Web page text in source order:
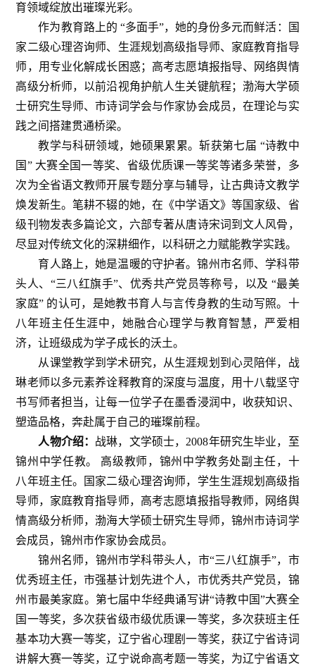
育领域绽放出璀璨光彩。
作为教育路上的 “多面手”，她的身份多元而鲜活：国
家二级心理咨询师、生涯规划高级指导师、家庭教育指导
师，用专业化解成长困惑；高考志愿填报指导、网络舆情
高级分析师，以前沿视角护航人生关键航程；渤海大学硕
士研究生导师、市诗词学会与作家协会成员，在理论与实
践之间搭建贯通桥梁。
教学与科研领域，她硕果累累。斩获第七届 “诗教中
国” 大赛全国一等奖、省级优质课一等奖等诸多荣誉，多
次为全省语文教师开展专题分享与辅导，让古典诗文教学
焕发新生。笔耕不辍的她，在《中学语文》等国家级、省
级刊物发表多篇论文，六部专著从唐诗宋词到文人风骨，
尽显对传统文化的深耕细作，以科研之力赋能教学实践。
育人路上，她是温暖的守护者。锦州市名师、学科带
头人、“三八红旗手”、优秀共产党员等称号，以及 “最美
家庭” 的认可，是她教书育人与言传身教的生动写照。十
八年班主任生涯中，她融合心理学与教育智慧，严爱相
济，让班级成为学子成长的沃土。
从课堂教学到学术研究，从生涯规划到心灵陪伴，战
琳老师以多元素养诠释教育的深度与温度，用十八载坚守
书写师者担当，让每一位学子在墨香浸润中，收获知识、
塑造品格，奔赴属于自己的璀璨前程。
人物介绍： 战琳，文学硕士，2008年研究生毕业，至
锦州中学任教。 高级教师，锦州中学教务处副主任，十
八年班主任。国家二级心理咨询师，学生生涯规划高级指
导师，家庭教育指导师，高考志愿填报指导教师，网络舆
情高级分析师，渤海大学硕士研究生导师，锦州市诗词学
会成员，锦州市作家协会成员。
锦州名师，锦州市学科带头人，市“三八红旗手”，市
优秀班主任，市强基计划先进个人，市优秀共产党员，锦
州市最美家庭。第七届中华经典诵写讲“诗教中国”大赛全
国一等奖，多次获省级市级优质课一等奖，多次获班主任
基本功大赛一等奖，辽宁省心理剧一等奖，获辽宁省诗词
讲解大赛一等奖，辽宁说命高考题一等奖，为辽宁省语文